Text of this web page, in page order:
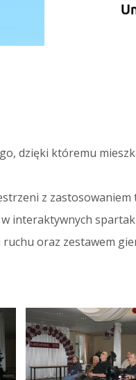
dzięki któremu
z zastosowaniem
interaktywnych
ruchu oraz zestawem